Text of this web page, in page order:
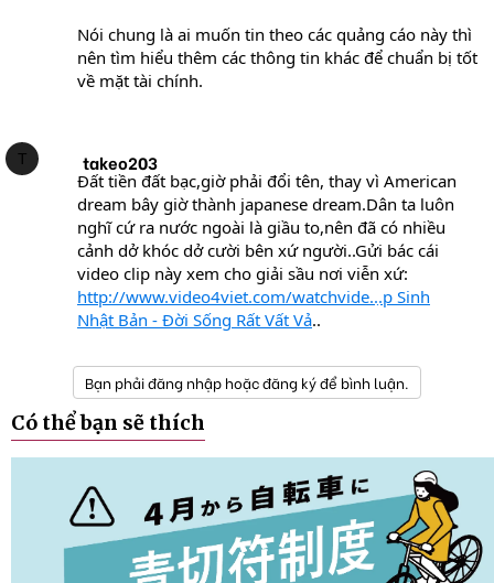
Nói chung là ai muốn tin theo các quảng cáo này thì
nên tìm hiểu thêm các thông tin khác để chuẩn bị tốt
về mặt tài chính.
T takeo203
Đất tiền đất bạc,giờ phải đổi tên, thay vì American
dream bây giờ thành japanese dream.Dân ta luôn
nghĩ cứ ra nước ngoài là giầu to,nên đã có nhiều
cảnh dở khóc dở cười bên xứ người..Gửi bác cái
video clip này xem cho giải sầu nơi viễn xứ:
http://www.video4viet.com/watchvide...̣p Sinh
Nhật Bản - Đời Sống Rất Vất Vả..
Bạn phải đăng nhập hoặc đăng ký để bình luận.
Có thể bạn sẽ thích